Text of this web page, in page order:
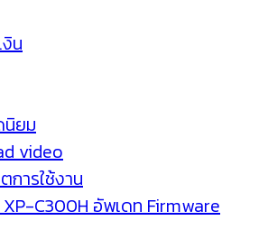
น
นิยม
video
การใช้งาน
C300H อัพเดท Firmware